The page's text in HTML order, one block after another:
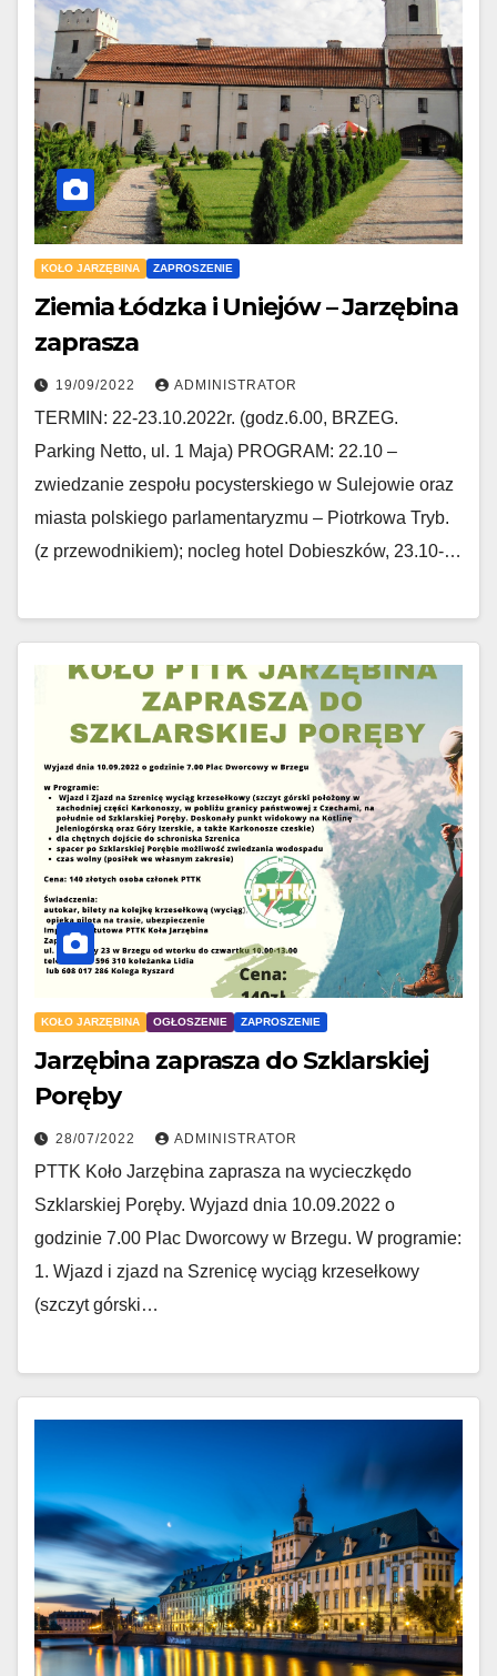
KOŁO JARZĘBINA ZAPROSZENIE
Ziemia Łódzka i Uniejów – Jarzębina
zaprasza
19/09/2022 ADMINISTRATOR
TERMIN: 22-23.10.2022r. (godz.6.00, BRZEG.
Parking Netto, ul. 1 Maja) PROGRAM: 22.10 –
zwiedzanie zespołu pocysterskiego w Sulejowie oraz
miasta polskiego parlamentaryzmu – Piotrkowa Tryb.
(z przewodnikiem); nocleg hotel Dobieszków, 23.10-…
KOŁO JARZĘBINA OGŁOSZENIE ZAPROSZENIE
Jarzębina zaprasza do Szklarskiej
Poręby
28/07/2022 ADMINISTRATOR
PTTK Koło Jarzębina zaprasza na wycieczkędo
Szklarskiej Poręby. Wyjazd dnia 10.09.2022 o
godzinie 7.00 Plac Dworcowy w Brzegu. W programie:
1. Wjazd i zjazd na Szrenicę wyciąg krzesełkowy
(szczyt górski…